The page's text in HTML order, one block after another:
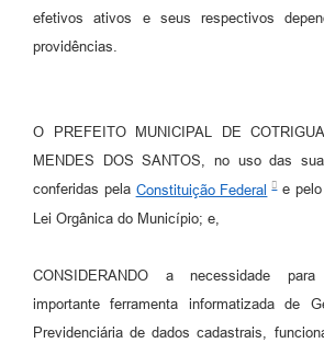
efetivos ativos e seus respectivos
providências.
O PREFEITO MUNICIPAL DE
MENDES DOS SANTOS, no uso das
conferidas pela Constituição Federal
e pelo
Lei Orgânica do Município; e,
CONSIDERANDO a necessidade
importante ferramenta informatizada de
Previdenciária de dados cadastrais,